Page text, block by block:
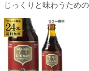
じっくりと味わうため